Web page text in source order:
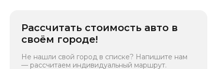
Рассчитать стоимость авто в
своём городе!
Не нашли свой город в списке? Напишите нам
— рассчитаем индивидуальный маршрут.